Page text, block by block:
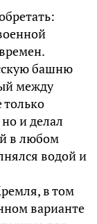
башню
между
и делал
в любом
водой и
в том
варианте